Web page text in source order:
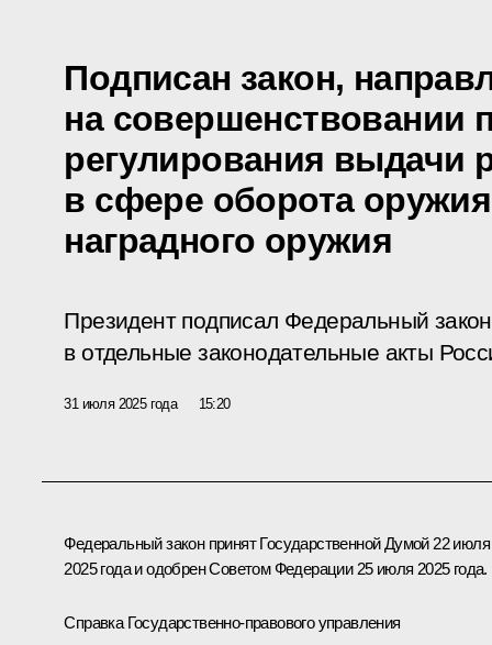
Подписан закон,
на совершенствовании
регулирования выдачи
в сфере оборота
наградного оружия
Президент подписал Федеральный
в отдельные законодательные акты
31 июля 2025 года 15:20
Федеральный закон принят Государственной Думой 22 июля
2025 года и одобрен Советом Федерации 25 июля 2025 года.
Справка Государственно-правового управления